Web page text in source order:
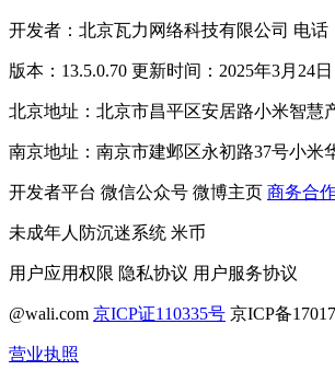
开发者：北京瓦力网络科技有限公司 电话
版本：13.5.0.70 更新时间：2025年3月24日
北京地址：北京市昌平区安居路小米智慧
南京地址：南京市建邺区永初路37号小米
开发者平台 微信公众号 微博主页 商务合
未成年人防沉迷系统 米币
用户应用权限 隐私协议 用户服务协议
@wali.com 京ICP证110335号 京ICP备
营业执照